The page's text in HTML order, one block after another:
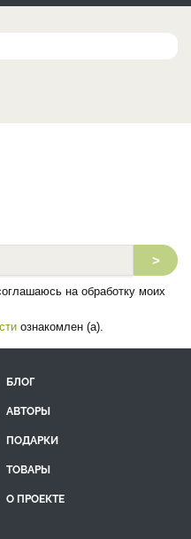
>
на обработку моих
ознакомлен (а).
БЛОГ
АВТОРЫ
ПОДАРКИ
ТОВАРЫ
О ПРОЕКТЕ